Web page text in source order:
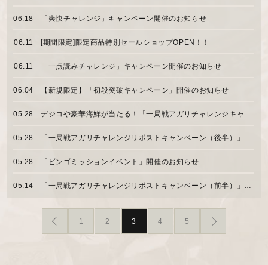
06.18 「爽快チャレンジ」キャンペーン開催のお知らせ
06.11 [期間限定]限定商品特別セールショップOPEN！！
06.11 「一点読みチャレンジ」キャンペーン開催のお知らせ
06.04 【新規限定】「初段突破キャンペーン」開催のお知らせ
05.28 デジコや豪華海鮮が当たる！「一局戦アガリチャレンジキャンペーン【後半】」開催のお知らせ
05.28 「一局戦アガリチャレンジリポストキャンペーン（後半）」開催のお知らせ
05.28 「ビンゴミッションイベント」開催のお知らせ
05.14 「一局戦アガリチャレンジリポストキャンペーン（前半）」開催のお知らせ
1 2 3 4 5